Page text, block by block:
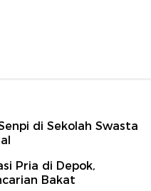
di Sekolah Swasta
Pria di Depok,
Bakat